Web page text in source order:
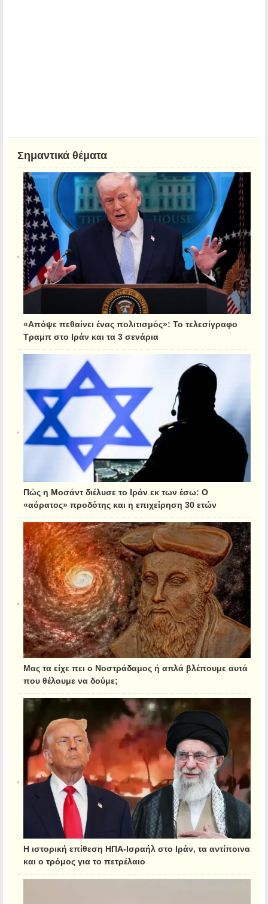
Σημαντικά θέματα
«Απόψε πεθαίνει ένας πολιτισμός»: Το τελεσίγραφο
Τραμπ στο Ιράν και τα 3 σενάρια
Πώς η Μοσάντ διέλυσε το Ιράν εκ των έσω: Ο
«αόρατος» προδότης και η επιχείρηση 30 ετών
Μας τα είχε πει ο Νοστράδαμος ή απλά βλέπουμε αυτά
που θέλουμε να δούμε;
Η ιστορική επίθεση ΗΠΑ-Ισραήλ στο Ιράν, τα αντίποινα
και ο τρόμος για το πετρέλαιο